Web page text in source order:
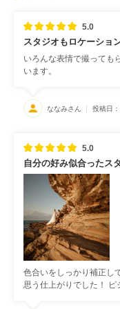
5.0
スタジオもロケーショ
いろんな表情で撮っても
います。
ななみさん 投稿日
5.0
自分の好み似合ったス
色合いをしっかり補正し
思う仕上がりでした！